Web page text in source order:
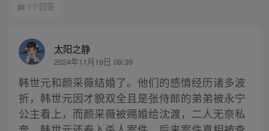
1个回答
太阳之静
2024年11月19日 09:39
韩世元和颜采薇结婚了。他们的感情经历诸多波
折，韩世元因才貌双全且是张侍郎的弟弟被永宁
公主看上，而颜采薇被赐婚给沈渡，二人无奈私